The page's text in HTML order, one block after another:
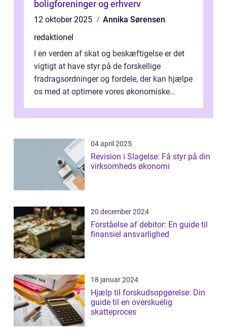
boligforeninger og erhverv
12 oktober 2025
Annika Sørensen
redaktionel
I en verden af skat og beskæftigelse er det
vigtigt at have styr på de forskellige
fradragsordninger og fordele, der kan hjælpe
os med at optimere vores økonomiske
04 april 2025
Revision i Slagelse: Få styr på din
virksomheds økonomi
20 december 2024
Forståelse af debitor: En guide til
finansiel ansvarlighed
18 januar 2024
Hjælp til forskudsopgørelse: Din
guide til en overskuelig
skatteproces